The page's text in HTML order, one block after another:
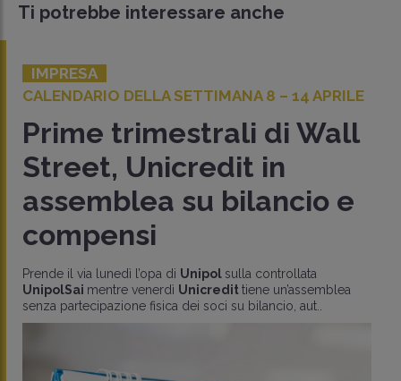
Ti potrebbe interessare anche
IMPRESA
CALENDARIO DELLA SETTIMANA 8 – 14 APRILE
Prime trimestrali di Wall
Street, Unicredit in
assemblea su bilancio e
compensi
Prende il via lunedì l’opa di Unipol sulla controllata
UnipolSai mentre venerdì Unicredittiene un’assemblea
senza partecipazione fisica dei soci su bilancio, aut..